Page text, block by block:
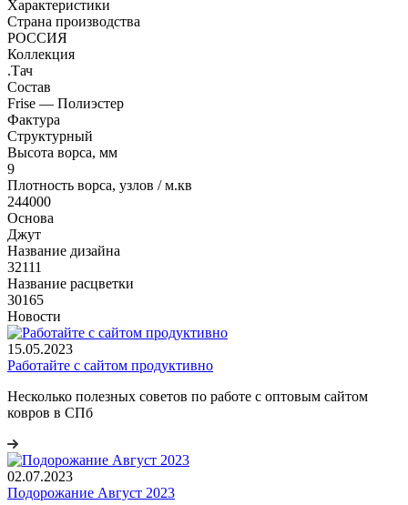
Характеристики
Страна производства
РОССИЯ
Коллекция
.Тач
Состав
Frise — Полиэстер
Фактура
Структурный
Высота ворса, мм
9
Плотность ворса, узлов / м.кв
244000
Основа
Джут
Название дизайна
32111
Название расцветки
30165
Новости
15.05.2023
Работайте с сайтом продуктивно
Несколько полезных советов по работе с оптовым сайтом
ковров в СПб
02.07.2023
Подорожание Август 2023